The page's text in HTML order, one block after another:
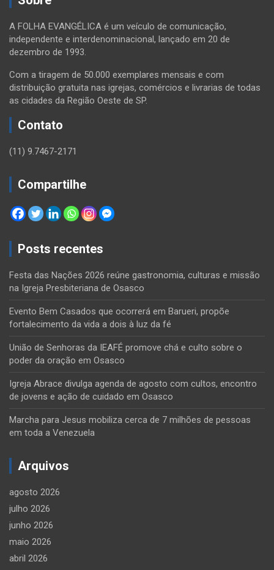
A FOLHA EVANGÉLICA é um veículo de comunicação,
independente e interdenominacional, lançado em 20 de
dezembro de 1993.
Com a tiragem de 50.000 exemplares mensais e com
distribuição gratuita nas igrejas, comércios e livrarias de todas
as cidades da Região Oeste de SP.
Contato
(11) 9.7467-2171
Compartilhe
Posts recentes
Festa das Nações 2026 reúne gastronomia, culturas e missão
na Igreja Presbiteriana de Osasco
Evento Bem Casados que ocorrerá em Barueri, propõe
fortalecimento da vida a dois à luz da fé
União de Senhoras da IEAFÉ promove chá e culto sobre o
poder da oração em Osasco
Igreja Abrace divulga agenda de agosto com cultos, encontro
de jovens e ação de cuidado em Osasco
Marcha para Jesus mobiliza cerca de 7 milhões de pessoas
em toda a Venezuela
Arquivos
agosto 2026
julho 2026
junho 2026
maio 2026
abril 2026